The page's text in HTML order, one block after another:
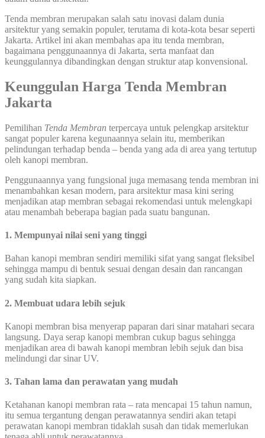
Tenda membran merupakan salah satu inovasi dalam dunia
arsitektur yang semakin populer, terutama di kota-kota besar seperti
Jakarta. Artikel ini akan membahas apa itu tenda membran,
bagaimana penggunaannya di Jakarta, serta manfaat dan
keunggulannya dibandingkan dengan struktur atap konvensional.
Keunggulan Harga Tenda Membran
Jakarta
Pemilihan Tenda Membran terpercaya untuk pelengkap arsitektur
sangat populer karena kegunaannya selain itu, memberikan
pelindungan terhadap benda – benda yang ada di area yang tertutup
oleh kanopi membran.
Penggunaannya yang fungsional juga memasang tenda membran ini
menambahkan kesan modern, para arsitektur masa kini sering
menjadikan atap membran sebagai rekomendasi untuk melengkapi
atau menambah beberapa bagian pada suatu bangunan.
1. Mempunyai nilai seni yang tinggi
Bahan kanopi membran sendiri memiliki sifat yang sangat fleksibel
sehingga mampu di bentuk sesuai dengan desain dan rancangan
yang sudah kita siapkan.
2. Membuat udara lebih sejuk
Kanopi membran bisa menyerap paparan dari sinar matahari secara
langsung. Daya serap kanopi membran cukup bagus sehingga
menjadikan area di bawah kanopi membran lebih sejuk dan bisa
melindungi dar sinar UV.
3. Tahan lama dan perawatan yang mudah
Ketahanan kanopi membran rata – rata mencapai 15 tahun namun,
itu semua tergantung dengan perawatannya sendiri akan tetapi
perawatan kanopi membran tidaklah susah dan tidak memerlukan